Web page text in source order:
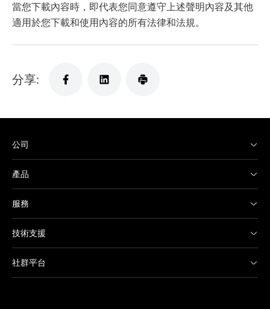
當您下載內容時，即代表您同意遵守上述聲明內容及其他
適用於您下載和使用內容的所有法律和法規。
分享:
公司
產品
服務
技術支援
社群平台